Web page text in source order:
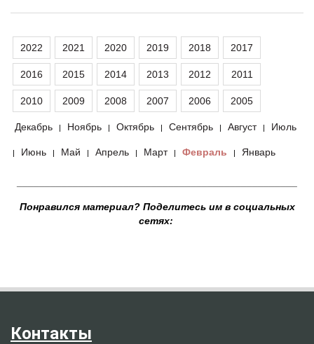
2022 2021 2020 2019 2018 2017
2016 2015 2014 2013 2012 2011
2010 2009 2008 2007 2006 2005
Декабрь | Ноябрь | Октябрь | Сентябрь | Август | Июль
| Июнь | Май | Апрель | Март | Февраль | Январь
Понравился материал? Поделитесь им в социальных
сетях:
Контакты